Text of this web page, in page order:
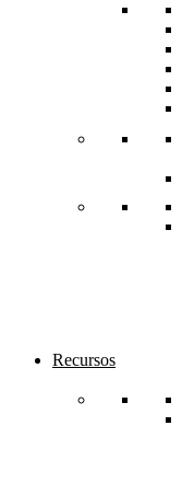
Recursos